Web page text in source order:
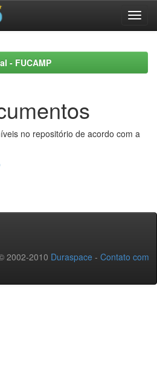
- FUCAMP
no repositório de acordo com a
2002-2010 Duraspace - Contato com